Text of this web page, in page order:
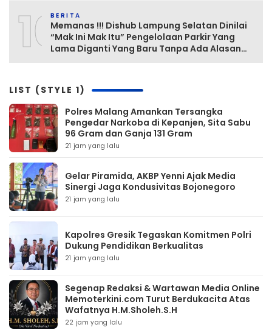
10BERITA
Memanas !!! Dishub Lampung Selatan Dinilai
“Mak Ini Mak Itu” Pengelolaan Parkir Yang
Lama Diganti Yang Baru Tanpa Ada Alasan
LIST (STYLE 1)
Polres Malang Amankan Tersangka
Pengedar Narkoba di Kepanjen, Sita Sabu
96 Gram dan Ganja 131 Gram
21 jam yang lalu
Gelar Piramida, AKBP Yenni Ajak Media
Sinergi Jaga Kondusivitas Bojonegoro
21 jam yang lalu
Kapolres Gresik Tegaskan Komitmen Polri
Dukung Pendidikan Berkualitas
21 jam yang lalu
Segenap Redaksi & Wartawan Media Online
Memoterkini.com Turut Berdukacita Atas
Wafatnya H.M.Sholeh.S.H
22 jam yang lalu